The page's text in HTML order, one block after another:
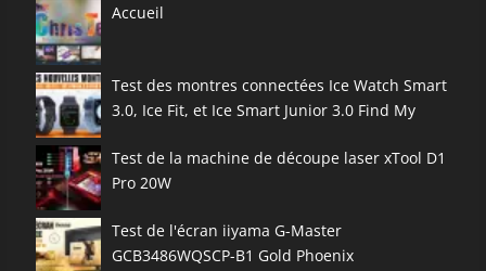
Accueil
Test des montres connectées Ice Watch Smart
3.0, Ice Fit, et Ice Smart Junior 3.0 Find My
Test de la machine de découpe laser xTool D1
Pro 20W
Test de l'écran iiyama G-Master
GCB3486WQSCP-B1 Gold Phoenix